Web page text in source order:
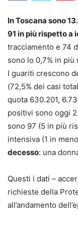
In Toscana sono
91 in più rispetto a
tracciamento e 74
sono lo 0,7% in
I guariti crescono
(72,5% dei casi
quota 630.201,
positivi sono oggi
sono 97 (5 in più
intensiva (1 in
decesso: una
Questi i dati –
richieste della
all’andamento